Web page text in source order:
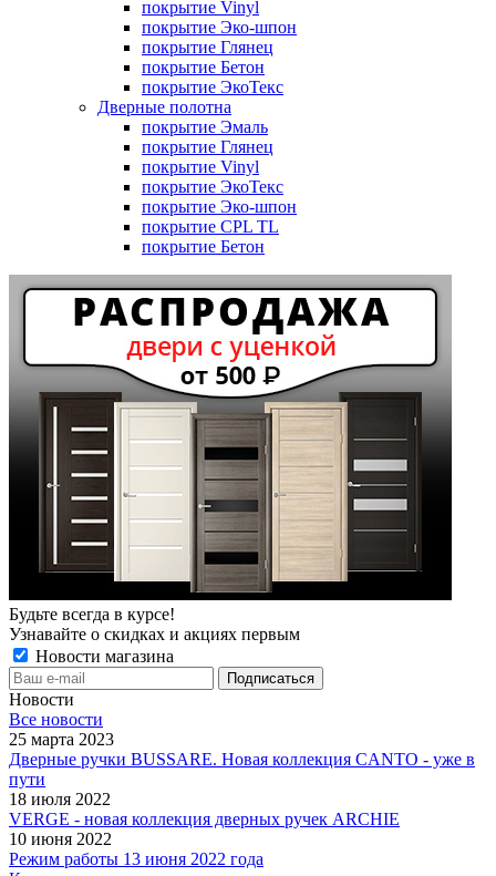
покрытие Vinyl
покрытие Эко-шпон
покрытие Глянец
покрытие Бетон
покрытие ЭкоТекс
Дверные полотна
покрытие Эмаль
покрытие Глянец
покрытие Vinyl
покрытие ЭкоТекс
покрытие Эко-шпон
покрытие CPL TL
покрытие Бетон
Будьте всегда в курсе!
Узнавайте о скидках и акциях первым
Новости магазина
Новости
Все новости
25 марта 2023
Дверные ручки BUSSARE. Новая коллекция CANTO - уже в
пути
18 июля 2022
VERGE - новая коллекция дверных ручек ARCHIE
10 июня 2022
Режим работы 13 июня 2022 года